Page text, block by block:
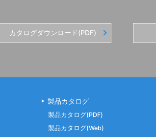
カタログダウンロード(PDF)
製品カタログ
製品カタログ(PDF)
製品カタログ(Web)